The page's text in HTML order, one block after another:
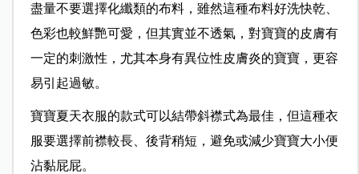
盡量不要選擇化纖類的布料，雖然這種布料好洗快乾、
色彩也較鮮艷可愛，但其實並不透氣，對寶寶的皮膚有
一定的刺激性，尤其本身有異位性皮膚炎的寶寶，更容
易引起過敏。
寶寶夏天衣服的款式可以結帶斜襟式為最佳，但這種衣
服要選擇前襟較長、後背稍短，避免或減少寶寶大小便
沾黏屁屁。